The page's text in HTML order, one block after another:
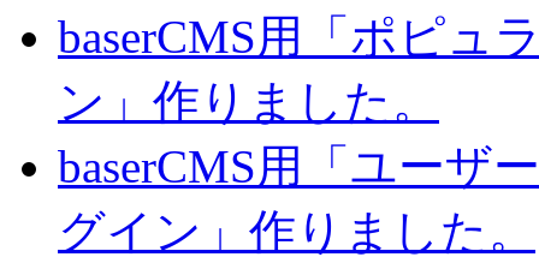
baserCMS用「ポピュ
ン」作りました。
baserCMS用「ユーザ
グイン」作りました。